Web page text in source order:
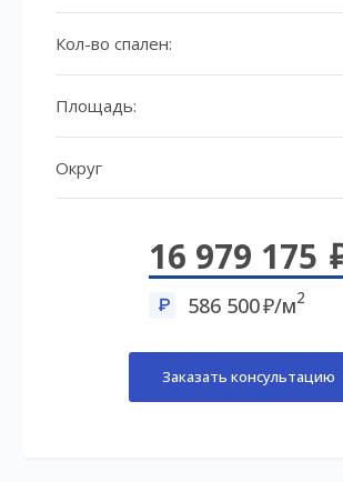
Кол-во спален:
Площадь:
Округ
16 979 175
586 500 /м2
Заказать консультацию